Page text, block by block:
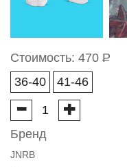
Стоимость: 470 Р
36-40
41-46
Бренд
JNRB